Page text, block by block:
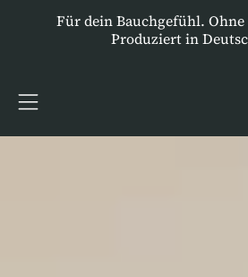
DIREKT ZUM INHALT
Für dein Bauchgefühl.
Produziert in